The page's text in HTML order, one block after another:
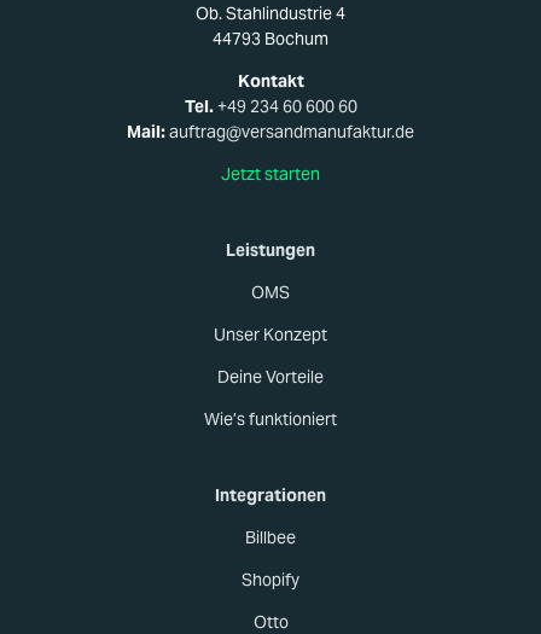
Ob. Stahlindustrie 4
44793 Bochum
Kontakt
Tel.+49 234 60 600 60
Mail:auftrag@versandmanufaktur.de
Jetzt starten
Leistungen
OMS
Unser Konzept
Deine Vorteile
Wie’s funktioniert
Integrationen
Billbee
Shopify
Otto